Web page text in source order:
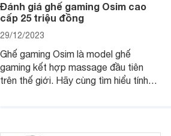
Đánh giá ghế gaming Osim cao
cấp 25 triệu đồng
29/12/2023
Ghế gaming Osim là model ghế
gaming kết hợp massage đầu tiên
trên thế giới. Hãy cùng tìm hiểu tính